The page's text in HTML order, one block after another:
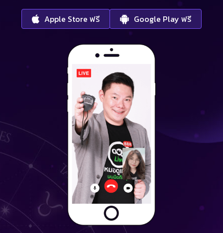
Apple Store ฟรี Google Play ฟรี